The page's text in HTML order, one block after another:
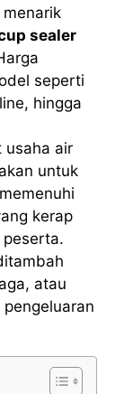
sealer
seperti
hingga
usaha air
untuk
kerap
atau